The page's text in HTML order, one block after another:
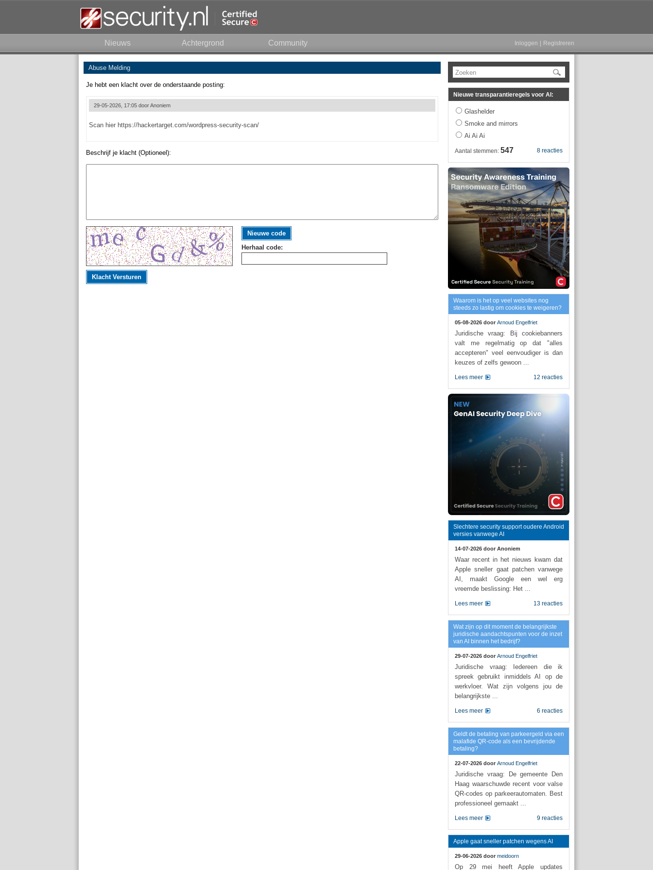
Nieuws Achtergrond Community Inloggen Registreren
Abuse Melding
Je hebt een klacht over de onderstaande posting:
29-05-2026, 17:05 doorAnoniem
Scan hier https://hackertarget.com/wordpress-security-scan/
Beschrijf je klacht (Optioneel):
Nieuwe code
Herhaal code:
Klacht Versturen
Zoeken
Nieuwe transparantieregels voor AI:
Glashelder
Smoke and mirrors
Ai Ai Ai
8 reacties
Aantal stemmen: 547
Waarom is het op veel websites nog
steeds zo lastig om cookies te weigeren?
05-08-2026 door Arnoud Engelfriet
Juridische vraag: Bij cookiebanners
valt me regelmatig op dat "alles
accepteren" veel eenvoudiger is dan
keuzes of zelfs gewoon ...
12 reacties
Lees meer
Slechtere security support oudere Android
versies vanwege AI
14-07-2026 door Anoniem
Waar recent in het nieuws kwam dat
Apple sneller gaat patchen vanwege
AI, maakt Google een wel erg
vreemde beslissing: Het ...
13 reacties
Lees meer
Wat zijn op dit moment de belangrijkste
juridische aandachtspunten voor de inzet
van AI binnen het bedrijf?
29-07-2026 door Arnoud Engelfriet
Juridische vraag: Iedereen die ik
spreek gebruikt inmiddels AI op de
werkvloer. Wat zijn volgens jou de
belangrijkste ...
6 reacties
Lees meer
Geldt de betaling van parkeergeld via een
malafide QR-code als een bevrijdende
betaling?
22-07-2026 door Arnoud Engelfriet
Juridische vraag: De gemeente Den
Haag waarschuwde recent voor valse
QR-codes op parkeerautomaten. Best
professioneel gemaakt ...
9 reacties
Lees meer
Apple gaat sneller patchen wegens AI
29-06-2026 door meidoorn
Op 29 mei heeft Apple updates